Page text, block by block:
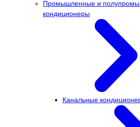
Промышленные и
кондиционеры
Канальные